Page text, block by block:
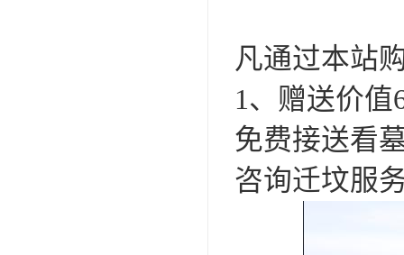
凡通过本站
1、赠送价值
免费接送看
咨询迁坟服